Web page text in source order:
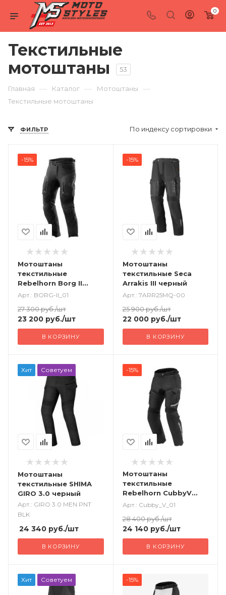
0
Текстильные
мотоштаны
53
Главная — Каталог — Мотоштаны —
Текстильные мотоштаны
ФИЛЬТР По индексу сортировки
-15%
Мотоштаны
текстильные
Rebelhorn Borg II
черный
Арт.: BORG-II_01
27 300руб./шт
23 200 руб./шт
В КОРЗИНУ
-15%
Мотоштаны
текстильные Seca
Arrakis III черный
Арт.: 7ARR25MQ-00
25 900руб./шт
22 000руб./шт
В КОРЗИНУ
Хит Советуем
Мотоштаны
текстильные SHIMA
GIRO 3.0 черный
Арт.: GIRO 3.0 MEN PNT
BLK
24 340 руб./шт
В КОРЗИНУ
-15%
Мотоштаны
текстильные
Rebelhorn CubbyV
черный
Арт.: Cubby_V_01
28 400руб./шт
24 140руб./шт
В КОРЗИНУ
Хит Советуем -15%